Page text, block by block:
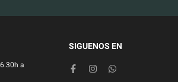
a
SIGUENOS EN